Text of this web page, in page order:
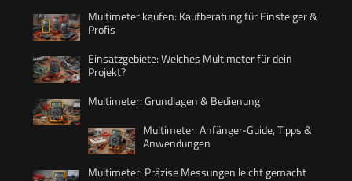
Multimeter kaufen: Kaufberatung für Einsteiger &
Profis
Einsatzgebiete: Welches Multimeter für dein
Projekt?
Multimeter: Grundlagen & Bedienung
Multimeter: Anfänger-Guide, Tipps &
Anwendungen
Multimeter: Präzise Messungen leicht gemacht